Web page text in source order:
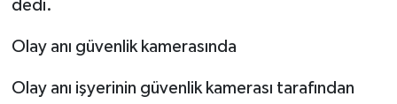
dedi.
Olay anı güvenlik kamerasında
Olay anı işyerinin güvenlik kamerası tarafından